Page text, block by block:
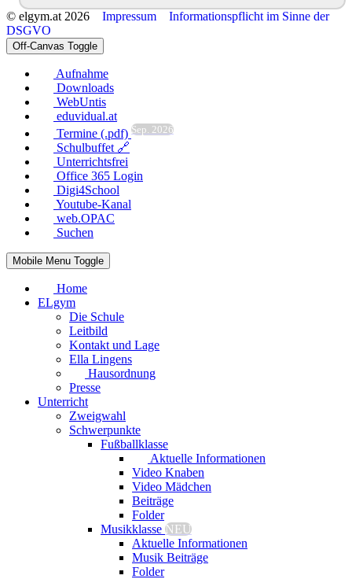
© elgym.at 2026 Impressum
Informationspflicht im Sinne der
DSGVO
Off-Canvas Toggle
Aufnahme
Downloads
WebUntis
eduvidual.at
Termine (.pdf) Sep. 2026
Schulbuffet 🔗
Unterrichtsfrei
Office 365 Login
Digi4School
Youtube-Kanal
web.OPAC
Suchen
Mobile Menu Toggle
Home
ELgym
Die Schule
Leitbild
Kontakt und Lage
Ella Lingens
Hausordnung
Presse
Unterricht
Zweigwahl
Schwerpunkte
Fußballklasse
Aktuelle Informationen
Video Knaben
Video Mädchen
Beiträge
Folder
Musikklasse NEU
Aktuelle Informationen
Musik Beiträge
Folder